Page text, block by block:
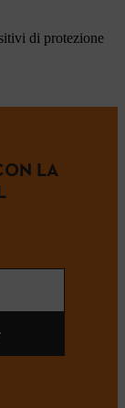
di protezione
LA